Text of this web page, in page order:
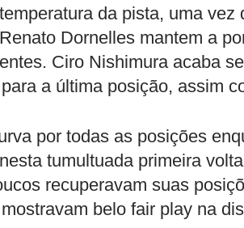
da pista, uma
Dornelles mantem a
Ciro Nishimura acaba
a última posição, assim
por todas as posições
tumultuada primeira
recuperavam suas
belo fair play na